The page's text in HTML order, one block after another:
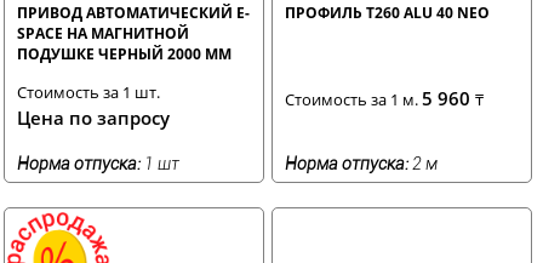
ПРИВОД АВТОМАТИЧЕСКИЙ E-
SPACE НА МАГНИТНОЙ
ПОДУШКЕ ЧЕРНЫЙ 2000 ММ
Стоимость за 1 шт.
Цена по запросу
Норма отпуска: 1 шт
ПРОФИЛЬ T260 ALU 40 NEO
Стоимость за 1 м.5 960₸
Норма отпуска: 2 м